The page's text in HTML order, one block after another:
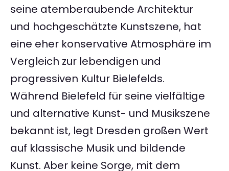
seine atemberaubende Architektur
und hochgeschätzte Kunstszene, hat
eine eher konservative Atmosphäre im
Vergleich zur lebendigen und
progressiven Kultur Bielefelds.
Während Bielefeld für seine vielfältige
und alternative Kunst- und Musikszene
bekannt ist, legt Dresden großen Wert
auf klassische Musik und bildende
Kunst. Aber keine Sorge, mit dem